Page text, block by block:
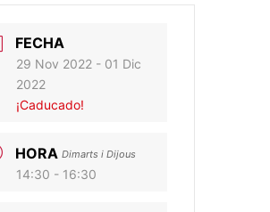
FECHA
29 Nov 2022 - 01 Dic
2022
¡Caducado!
HORA Dimarts i Dijous
14:30 - 16:30